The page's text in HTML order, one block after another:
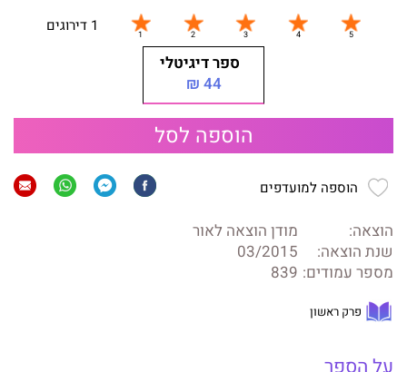
1 דירוגים
ספר דיגיטלי
44 ₪
הוספה לסל
הוספה למועדפים
הוצאה:
מודן הוצאה לאור
שנת הוצאה:
03/2015
מספר עמודים: 839
פרק ראשון